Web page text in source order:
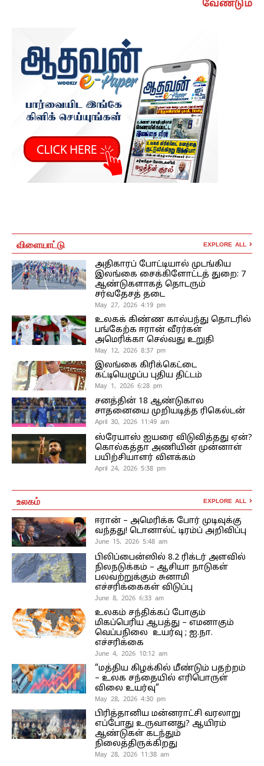
வேண்டும்
விளையாட்டு EXPLORE ALL
அதிகாரப் போட்டியால் முடங்கிய
இலங்கை சைக்கிளோட்டத் துறை: 7
ஆண்டுகளாகத் தொடரும்
சர்வதேசத் தடை
May 27, 2026 4:19 pm
உலகக் கிண்ண கால்பந்து தொடரில்
பங்கேற்க ஈரான் வீரர்கள்
அமெரிக்கா செல்வது உறுதி
May 12, 2026 8:37 pm
இலங்கை கிரிக்கெட்டை
கட்டியெழுப்ப புதிய திட்டம்
May 1, 2026 6:28 pm
சனத்தின் 18 ஆண்டுகால
சாதனையை முறியடித்த ரிகெல்டன்
April 30, 2026 11:49 am
ஸ்ரேயாஸ் ஐயரை விடுவித்தது ஏன்?
கொல்கத்தா அணியின் முன்னாள்
பயிற்சியாளர் விளக்கம்
April 24, 2026 5:38 pm
உலகம் EXPLORE ALL
ஈரான் – அமெரிக்க போர் முடிவுக்கு
வந்தது! டொனால்ட் டிரம்ப் அறிவிப்பு
June 15, 2026 5:48 am
பிலிப்பைன்ஸில் 8.2 ரிக்டர் அளவில்
நிலநடுக்கம் – ஆசியா நாடுகள்
பலவற்றுக்கும் சுனாமி
எச்சரிக்கைகள் விடுப்பு
June 8, 2026 6:33 am
உலகம் சந்திக்கப் போகும்
மிகப்பெரிய ஆபத்து – எமனாகும்
வெப்பநிலை உயர்வு ; ஐ.நா.
எச்சரிக்கை
June 4, 2026 10:12 am
“மத்திய கிழக்கில் மீண்டும் பதற்றம்
– உலக சந்தையில் எரிபொருள்
விலை உயர்வு”
May 28, 2026 4:30 pm
பிரித்தானிய மன்னராட்சி வரலாறு
எப்போது உருவானது? ஆயிரம்
ஆண்டுகள் கடந்தும்
நிலைத்திருக்கிறது
May 28, 2026 11:38 am